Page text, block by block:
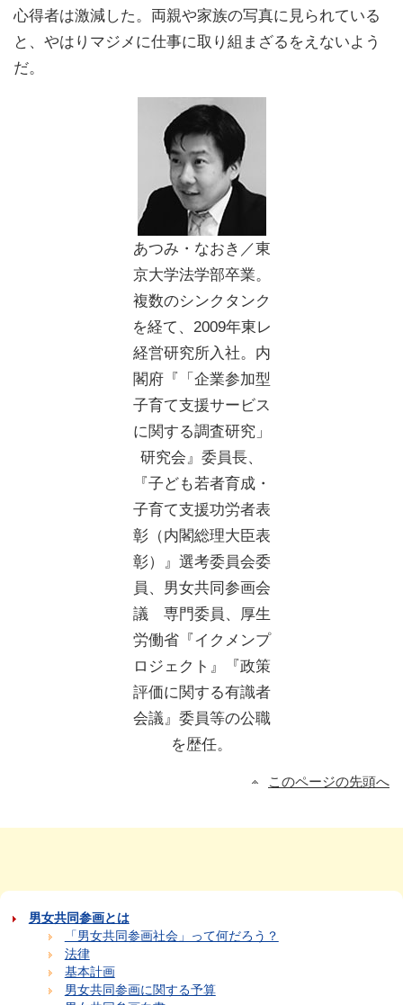
心得者は激減した。両親や家族の写真に見られている
と、やはりマジメに仕事に取り組まざるをえないよう
だ。
あつみ・なおき／東
京大学法学部卒業。
複数のシンクタンク
を経て、2009年東レ
経営研究所入社。内
閣府『「企業参加型
子育て支援サービス
に関する調査研究」
研究会』委員長、
『子ども若者育成・
子育て支援功労者表
彰（内閣総理大臣表
彰）』選考委員会委
員、男女共同参画会
議 専門委員、厚生
労働省『イクメンプ
ロジェクト』『政策
評価に関する有識者
会議』委員等の公職
を歴任。
このページの先頭へ